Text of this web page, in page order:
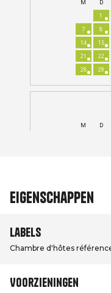
Eigenschappen
Labels
Chambre d'hôtes
Voorzieningen